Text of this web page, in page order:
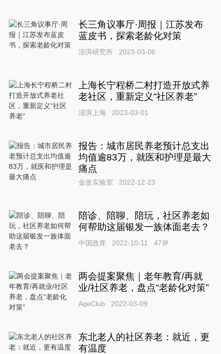
长三角议事厅·周报｜江苏发布
蓝皮书，探索老龄化对策
澎湃研究所 2023-03-06
上海长宁程桥二村打造开放式养
老社区，重新定义“社区养老”
澎湃上海 2023-03-01
报告：城市居民养老预计总支出
均值逾83万，就医和护理是最大
痛点
金改实验室 2022-12-23
陪诊、陪聊、陪玩，社区养老如
何帮助这届银发一族体面老去？
中国政库 2022-10-11 47评
两会提案聚焦｜老年教育/再就
业/社区养老，盘点“老龄化对策”
AgeClub 2022-03-09
东北老人的社区养老：就近，更
有温度